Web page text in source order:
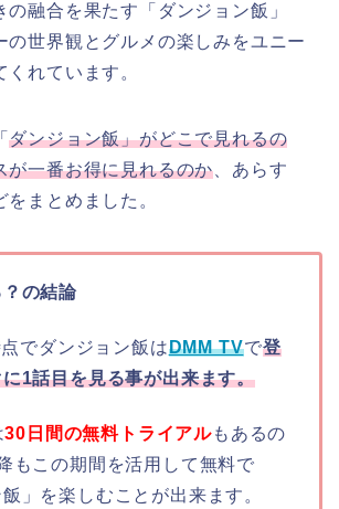
融合を果たす「ダンジョン飯」
の世界観とグルメの楽しみをユニー
れています。
ダンジョン飯」がどこで見れるの
が一番お得に見れるのか 、あらす
をまとめました。
の結論
でダンジョン飯はDMM TVで登
1話目を見る事が出来ます。
30日間の無料トライアルもあるの
もこの期間を活用して無料で
飯」を楽しむことが出来ます。